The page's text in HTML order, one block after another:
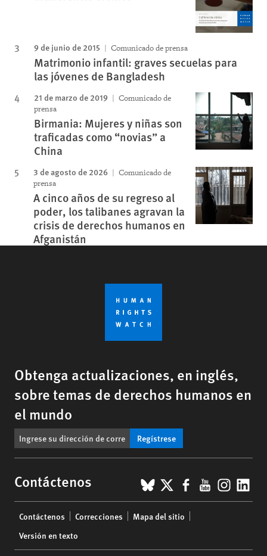
9 de junio de 2015 Comunicado de prensa
Matrimonio infantil: graves secuelas para
las jóvenes de Bangladesh
21 de marzo de 2019
Comunicado de
prensa
Birmania: Mujeres y niñas son
traficadas como “novias” a
China
3 de agosto de 2026
Comunicado de
prensa
A cinco años de su regreso al
poder, los talibanes agravan la
crisis de derechos humanos en
Afganistán
Obtenga actualizaciones, en inglés,
sobre temas de derechos humanos en
el mundo
Regístrese
Contáctenos BlueSky
X Facebook
YouTube
menu
Contáctenos Correcciones
Mapa del sitio
Versión en texto